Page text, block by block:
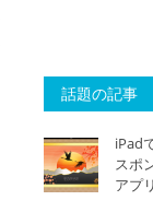
話題の記事
iPad
スポ
アプ